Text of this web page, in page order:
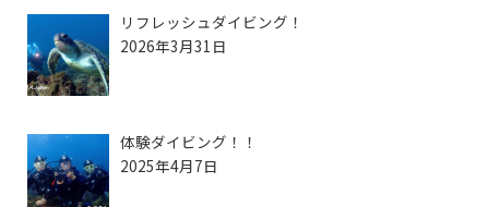
リフレッシュダイビング！
2026年3月31日
体験ダイビング！！
2025年4月7日